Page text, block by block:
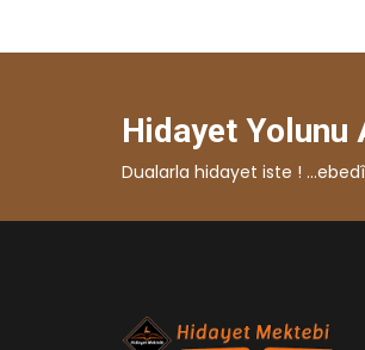
Hidayet Yolunu
Dualarla hidayet iste !